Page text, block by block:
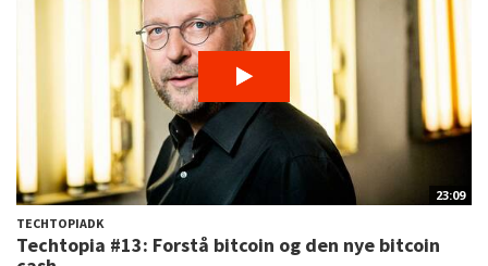
23:09
TECHTOPIADK
Techtopia #13: Forstå bitcoin og den nye bitcoin